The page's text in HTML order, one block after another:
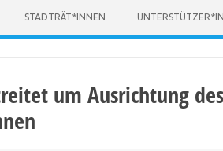
STADTRÄT*INNEN
um Ausrichtung des